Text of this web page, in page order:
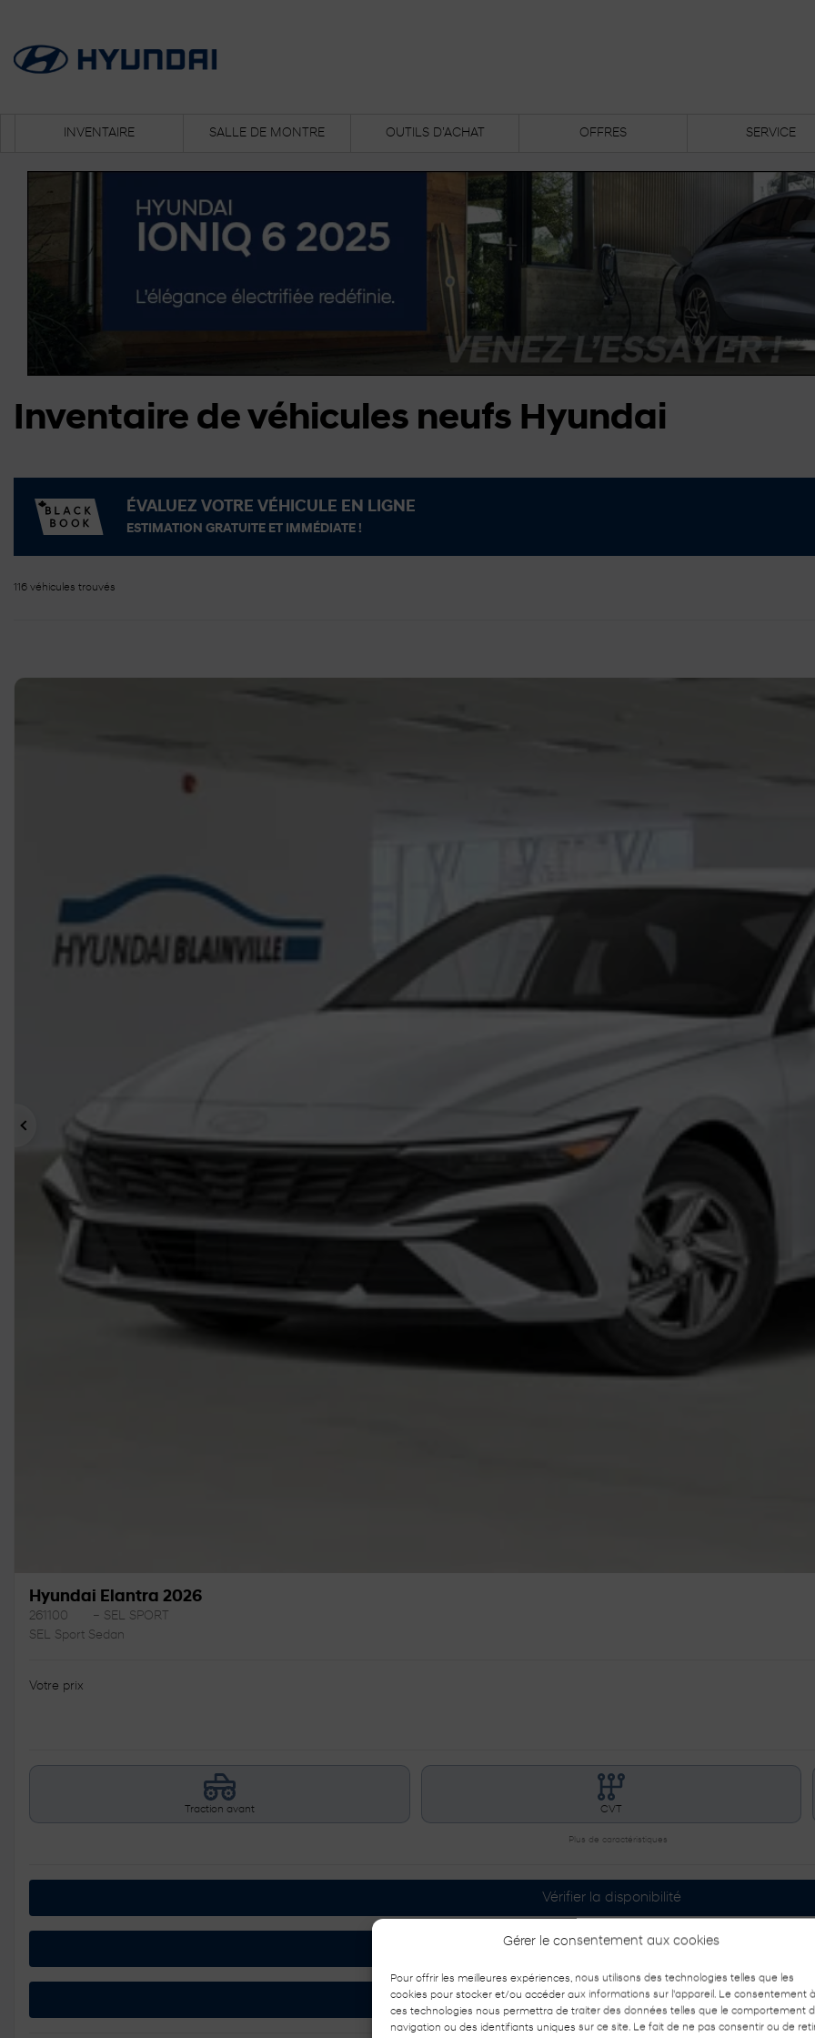
Gérer le consentement aux cookies
Pour offrir les meilleures expériences, nous utilisons des technologies telles que les
cookies pour stocker et/ou accéder aux informations sur l'appareil. Le consentement à
ces technologies nous permettra de traiter des données telles que le comportement
navigation ou des identifiants uniques sur ce site. Le fait de ne pas consentir ou de
INVENTAIRE SALLE DE MONTRE OUTILS D’ACHAT OFFRES SERVICE
Inventaire de véhicules neufs Hyundai
ÉVALUEZ VOTRE VÉHICULE EN LIGNE
ESTIMATION GRATUITE ET IMMÉDIATE !
116 véhicules trouvés
Précédent
Hyundai Elantra 2026
261100
– SEL SPORT
SEL Sport Sedan
Votre prix
Traction avant CVT
Plus de caractéristiques
Vérifier la disponibilité
Évaluer mon échange
Demande d'informations